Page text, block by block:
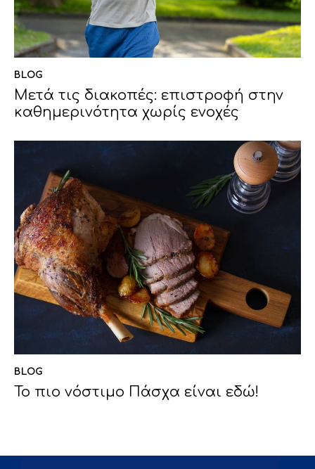
BLOG
Μετά τις διακοπές: επιστροφή στην
καθημερινότητα χωρίς ενοχές
BLOG
Το πιο νόστιμο Πάσχα είναι εδώ!